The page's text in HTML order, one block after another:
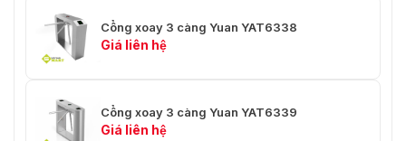
Cổng xoay 3 càng Yuan YAT6338
Giá liên hệ
Cổng xoay 3 càng Yuan YAT6339
Giá liên hệ